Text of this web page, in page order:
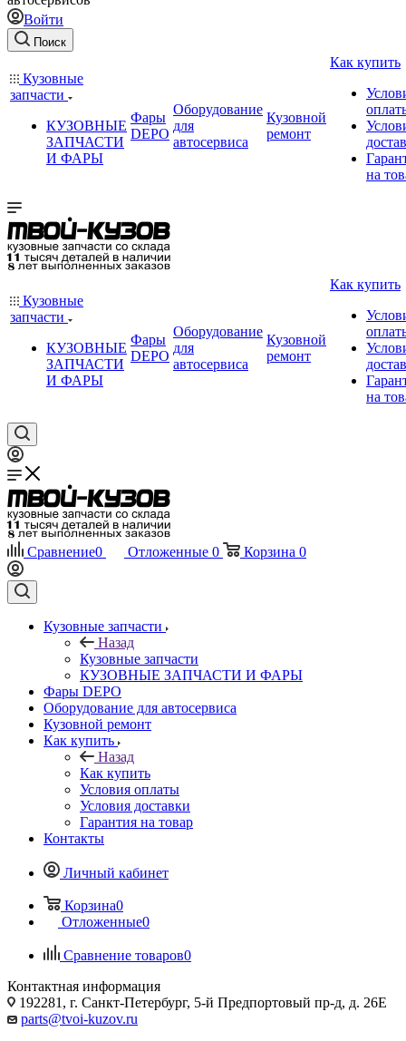
Войти
Поиск
Кузовные
запчасти
КУЗОВНЫЕ
ЗАПЧАСТИ
И ФАРЫ
Фары
DEPO
Оборудование
для
автосервиса
Кузовной
ремонт
Как купить
на
Кузовные
запчасти
КУЗОВНЫЕ
ЗАПЧАСТИ
И ФАРЫ
Фары
DEPO
Оборудование
для
автосервиса
Кузовной
ремонт
Как купить
на
Сравнение0 Отложенные 0 Корзина 0
Кузовные запчасти
Назад
Кузовные запчасти
КУЗОВНЫЕ ЗАПЧАСТИ И ФАРЫ
Фары DEPO
Оборудование для автосервиса
Кузовной ремонт
Как купить
Назад
Как купить
Условия оплаты
Условия доставки
Гарантия на товар
Контакты
Личный кабинет
Корзина0
Отложенные0
Сравнение товаров0
Контактная информация
192281, г. Санкт-Петербург, 5-й Предпортовый пр-д, д. 26Е
parts@tvoi-kuzov.ru